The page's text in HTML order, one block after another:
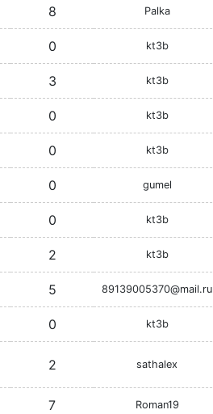
8 Palka
0 kt3b
3 kt3b
0 kt3b
0 kt3b
0 gumel
0 kt3b
2 kt3b
5 89139005370@mail.ru
0 kt3b
2 sathalex
7 Roman19